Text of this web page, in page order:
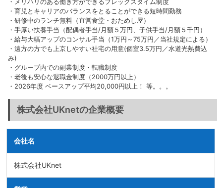
・育児とキャリアのバランスをとることができる短時間勤務
・研修中のランチ無料（直営食堂・おためし屋）
・手厚い扶養手当（配偶者手当/月額５万円、子供手当/月額５千円）
・給与大幅アップのコンサル手当（1万円～75万円／当社規定による）
・遠方の方でも上京しやすい社宅の用意(個室3.5万円／水道光熱費込
み)
・グループ内での副業制度・転職制度
・老後も安心な退職金制度（2000万円以上）
・2026年度 ベースアップ平均20,000円以上！ 等。。。
株式会社UKnetの企業概要
会社名
株式会社UKnet